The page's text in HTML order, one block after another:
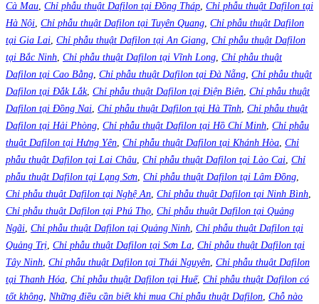
Cà Mau, Chỉ phẫu thuật Dafilon tại Đồng Tháp, Chỉ phẫu thuật Dafilon tại
Hà Nội, Chỉ phẫu thuật Dafilon tại Tuyên Quang, Chỉ phẫu thuật Dafilon
tại Gia Lai, Chỉ phẫu thuật Dafilon tại An Giang, Chỉ phẫu thuật Dafilon
tại Bắc Ninh, Chỉ phẫu thuật Dafilon tại Vĩnh Long, Chỉ phẫu thuật
Dafilon tại Cao Bằng, Chỉ phẫu thuật Dafilon tại Đà Nẵng, Chỉ phẫu thuật
Dafilon tại Đắk Lắk, Chỉ phẫu thuật Dafilon tại Điện Biên, Chỉ phẫu thuật
Dafilon tại Đồng Nai, Chỉ phẫu thuật Dafilon tại Hà Tĩnh, Chỉ phẫu thuật
Dafilon tại Hải Phòng, Chỉ phẫu thuật Dafilon tại Hồ Chí Minh, Chỉ phẫu
thuật Dafilon tại Hưng Yên, Chỉ phẫu thuật Dafilon tại Khánh Hòa, Chỉ
phẫu thuật Dafilon tại Lai Châu, Chỉ phẫu thuật Dafilon tại Lào Cai, Chỉ
phẫu thuật Dafilon tại Lạng Sơn, Chỉ phẫu thuật Dafilon tại Lâm Đồng,
Chỉ phẫu thuật Dafilon tại Nghệ An, Chỉ phẫu thuật Dafilon tại Ninh Bình,
Chỉ phẫu thuật Dafilon tại Phú Thọ, Chỉ phẫu thuật Dafilon tại Quảng
Ngãi, Chỉ phẫu thuật Dafilon tại Quảng Ninh, Chỉ phẫu thuật Dafilon tại
Quảng Trị, Chỉ phẫu thuật Dafilon tại Sơn La, Chỉ phẫu thuật Dafilon tại
Tây Ninh, Chỉ phẫu thuật Dafilon tại Thái Nguyên, Chỉ phẫu thuật Dafilon
tại Thanh Hóa, Chỉ phẫu thuật Dafilon tại Huế, Chỉ phẫu thuật Dafilon có
tốt không, Những điều cần biết khi mua Chỉ phẫu thuật Dafilon, Chỗ nào